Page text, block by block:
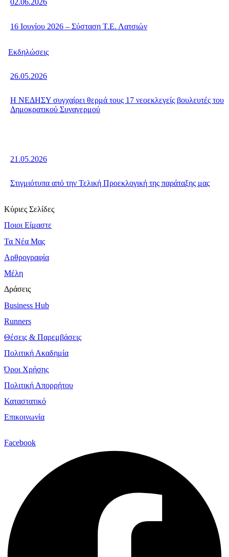
02.06.2026
16 Ιουνίου 2026 – Σύσταση Τ.Ε. Λατσιών
26.05.2026
Η ΝΕΔΗΣΥ συγχαίρει θερμά τους 17 νεοεκλεγείς βουλευτές του
Δημοκρατικού Συναγερμού
Εκδηλώσεις
21.05.2026
Στιγμιότυπα από την Τελική Προεκλογική της παράταξης μας
Κύριες Σελίδες
Ποιοι Είμαστε
Τα Νέα Μας
Αρθρογραφία
Μέλη
Δράσεις
Business Hub
Runners
Θέσεις & Παρεμβάσεις
Πολιτική Ακαδημία
Όροι Χρήσης
Πολιτική Απορρήτου
Καταστατικό
Επικοινωνία
Facebook